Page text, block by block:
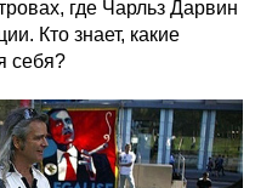
где Чарльз Дарвин
Кто знает, какие
себя?